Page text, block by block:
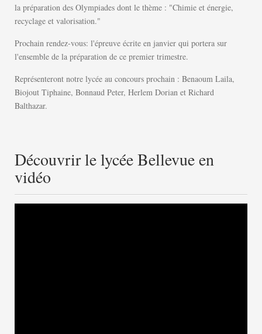
la préparation des Olympiades dont le thème : "Chimie et énergie,
recyclage et valorisation."
Prochain rendez-vous: l'épreuve écrite en janvier qui portera sur
l'ensemble de la préparation de ce premier trimestre.
Représenteront notre lycée au concours prochain : Benaoum Laila,
Biojout Tiphaine, Bonnaud Peter, Herlem Dorian et Richard
Balthazar.
Découvrir le lycée Bellevue en
vidéo